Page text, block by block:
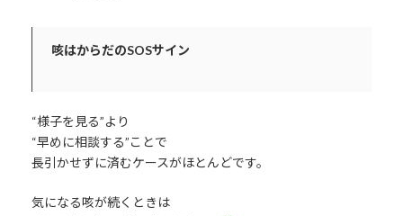
咳はからだのSOSサイン
“様子を見る”より
“早めに相談する”ことで
長引かせずに済むケースがほとんどです。
気になる咳が続くときは